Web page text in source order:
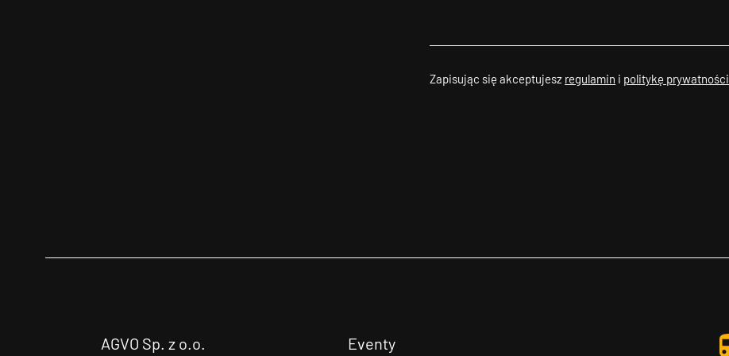
Zapisując się akceptujesz regulamin i politykę prywatności
AGVO Sp. z o.o.
Eventy